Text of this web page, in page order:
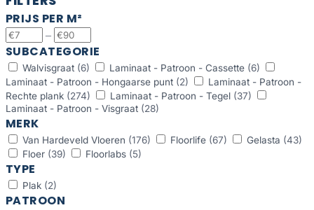
PRIJS PER M²
–
SUBCATEGORIE
Walvisgraat (6) Laminaat - Patroon - Cassette (6)
Laminaat - Patroon - Hongaarse punt (2)
Laminaat - Patroon -
Rechte plank (274) Laminaat - Patroon - Tegel (37)
Laminaat - Patroon - Visgraat (28)
MERK
Van Hardeveld Vloeren (176) Floorlife (67) Gelasta (43)
Floer (39) Floorlabs (5)
TYPE
Plak (2)
PATROON